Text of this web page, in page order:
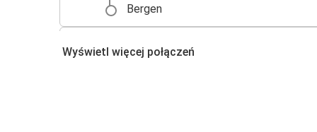
Bergen
Stord (Heiane)
Stavanger
Wyświetl więcej połączeń